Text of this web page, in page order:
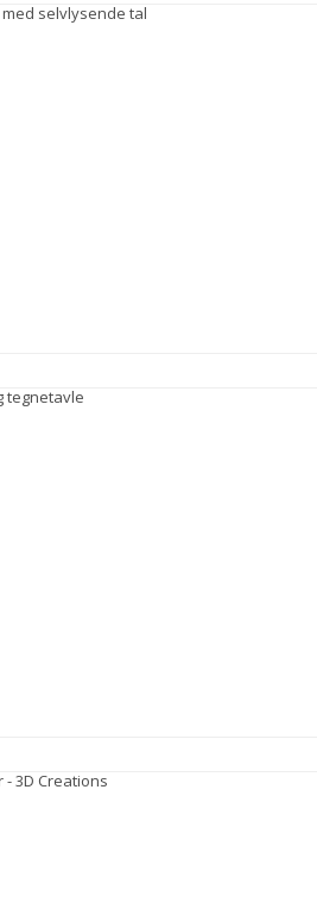
selvlysende tal
tegnetavle
3D Creations